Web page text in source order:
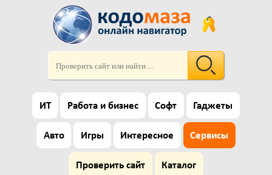
ИТ Работа и бизнес Софт Гаджеты
Авто Игры Интересное Сервисы
Проверить сайт Каталог